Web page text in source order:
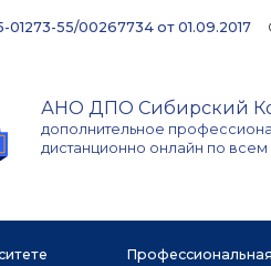
01273-55/00267734 от 01.09.2017
АНО ДПО Сибирский
дополнительное
дистанционно онлайн по